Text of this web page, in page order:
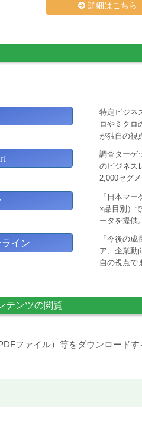
詳細はこちら
特定ビジネ
ロやミクロ
が独自の視
調査ターゲ
のビジネス
2,000セグ
「日本マ
×品目別）
ータを提供。
イン
「今後の
ア、企業動
自の視点で
テンツの閲覧
ファイル）等をダウンロードす